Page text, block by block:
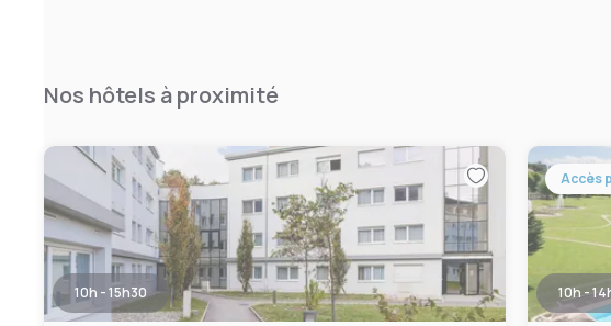
Nos hôtels à proximité
10h - 15h30
Accès
10h -